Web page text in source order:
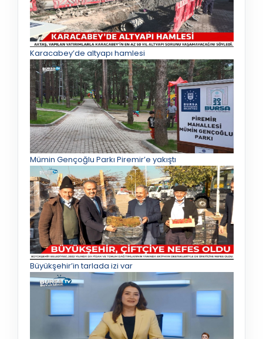
Karacabey’de altyapı hamlesi
Mümin Gençoğlu Parkı Piremir’e yakıştı
Büyükşehir’in tarlada izi var